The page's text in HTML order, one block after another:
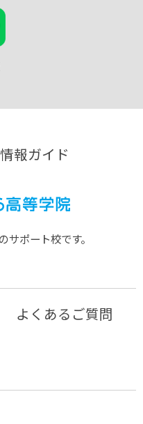
報ガイド
サポート校です。
よくあるご質問